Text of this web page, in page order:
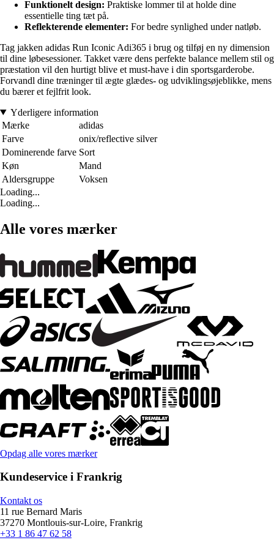
Funktionelt design: Praktiske lommer til at holde dine
essentielle ting tæt på.
Reflekterende elementer: For bedre synlighed under natløb.
Tag jakken adidas Run Iconic Adi365 i brug og tilføj en ny dimension
til dine løbesessioner. Takket være dens perfekte balance mellem stil og
præstation vil den hurtigt blive et must-have i din sportsgarderobe.
Forvandl dine træninger til ægte glædes- og udviklingsøjeblikke, mens
du bærer et fejlfrit look.
Yderligere information
Mærke
adidas
Farve
onix/reflective silver
Dominerende farve Sort
Køn
Mand
Aldersgruppe
Voksen
Loading...
Loading...
Alle vores mærker
Opdag alle vores mærker
Kundeservice i Frankrig
Kontakt os
11 rue Bernard Maris
37270 Montlouis-sur-Loire, Frankrig
+33 1 86 47 62 58